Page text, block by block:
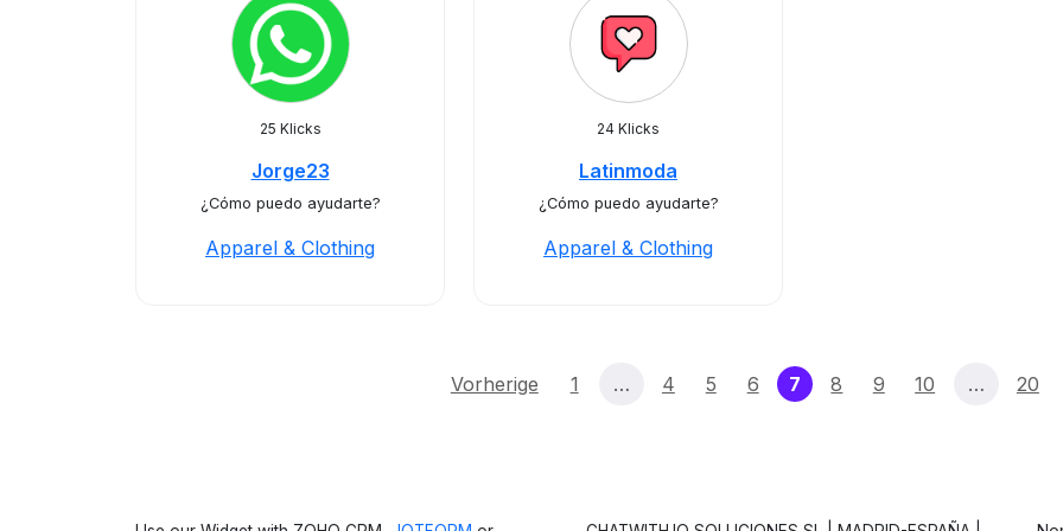
25 Klicks
Jorge23
¿Cómo puedo ayudarte?
Apparel & Clothing
24 Klicks
Latinmoda
¿Cómo puedo ayudarte?
Apparel & Clothing
Vorherige 1 … 4 5 6 7 (current)
8 9 10 … 20